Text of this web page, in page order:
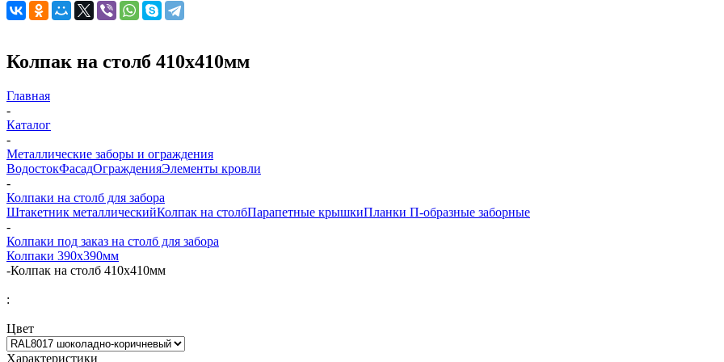
Колпак на столб 410x410мм
Главная
-
Каталог
-
Металлические заборы и ограждения
ВодостокФасадОгражденияЭлементы кровли
-
Колпаки на столб для забора
Штакетник металлическийКолпак на столбПарапетные крышкиПланки П-образные заборные
-
Колпаки под заказ на столб для забора
Колпаки 390х390мм
-Колпак на столб 410x410мм
:
Цвет
Характеристики